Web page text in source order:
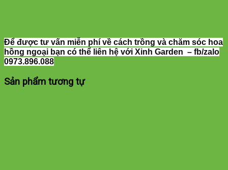
Để được tư vấn miễn phí về cách trồng và chăm sóc hoa
hồng ngoại bạn có thể liên hệ với Xinh Garden – fb/zalo
0973.896.088
Sản phẩm tương tự